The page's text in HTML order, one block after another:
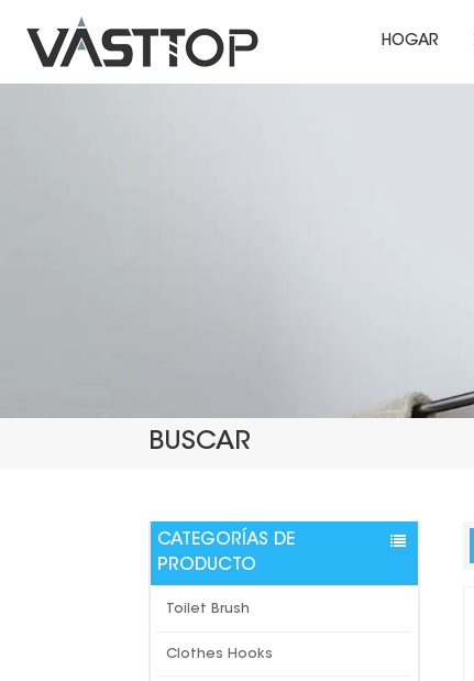
HOGAR
BUSCAR
CATEGORÍAS DE
PRODUCTO
Toilet Brush
Clothes Hooks